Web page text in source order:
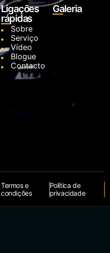
Ligações
rápidas
Sobre
Serviço
Vídeo
Blogue
Contacto
Galeria
Termos e
condições
Política de
privacidade